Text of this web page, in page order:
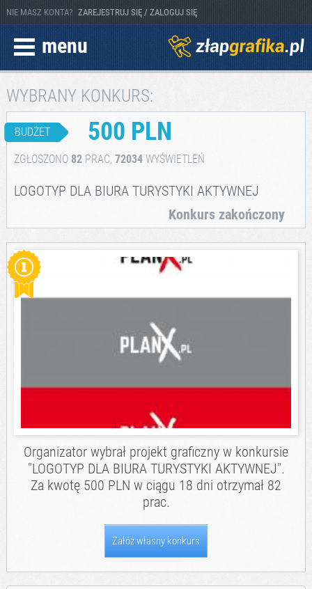
NIE MASZ KONTA? ZAREJESTRUJ SIĘ / ZALOGUJ SIĘ
menu
WYBRANY KONKURS:
BUDŻET 500 PLN
ZGŁOSZONO 82PRAC, 72034WYŚWIETLEŃ
LOGOTYP DLA BIURA TURYSTYKI AKTYWNEJ
Konkurs zakończony
Organizator wybrał projekt graficzny w konkursie
"LOGOTYP DLA BIURA TURYSTYKI AKTYWNEJ".
Za kwotę 500 PLN w ciągu 18 dni otrzymał 82
prac.
Załóż własny konkurs